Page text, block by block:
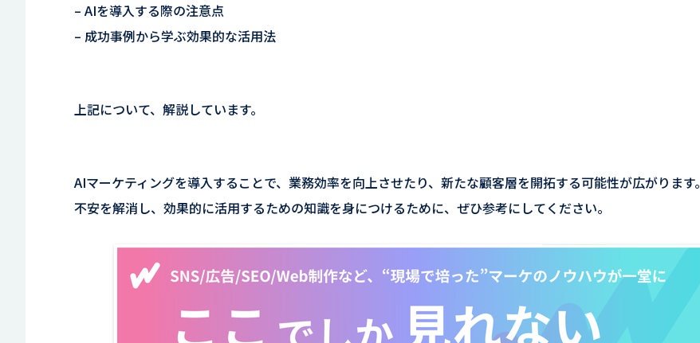
– AIを導入する際の注意点
– 成功事例から学ぶ効果的な活用法
上記について、解説しています。
AIマーケティングを導入することで、業務効率を向上させたり、新たな顧客層を開拓する可能性が広がります。
不安を解消し、効果的に活用するための知識を身につけるために、ぜひ参考にしてください。